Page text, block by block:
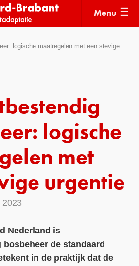
Menu
logische maatregelen met een stevige
logische
met
urgentie
2023
Nederland is
bosbeheer de standaard
in de praktijk dat de
Kennisdossiers
Voorbeelden
Subsidies
Monitoring
Contact
Over ons